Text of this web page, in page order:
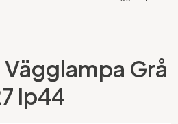
Grå
Ip44